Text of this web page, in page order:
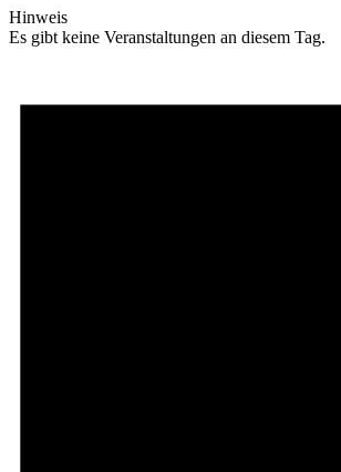
Hinweis
Es gibt keine Veranstaltungen an diesem Tag.